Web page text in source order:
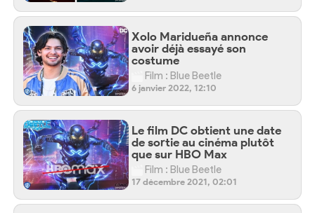
Xolo Maridueña annonce
avoir déjà essayé son
costume
Film : Blue Beetle
6 janvier 2022, 12:10
Le film DC obtient une date
de sortie au cinéma plutôt
que sur HBO Max
Film : Blue Beetle
17 décembre 2021, 02:01